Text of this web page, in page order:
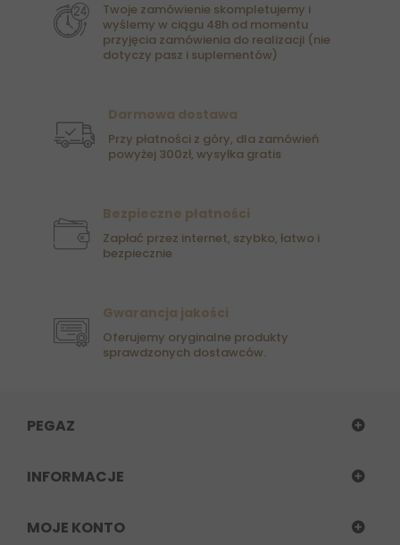
Twoje zamówienie skompletujemy i
wyślemy w ciągu 48h od momentu
przyjęcia zamówienia do realizacji (nie
dotyczy pasz i suplementów)
Darmowa dostawa
Przy płatności z góry, dla zamówień
powyżej 300zł, wysyłka gratis
Bezpieczne płatności
Zapłać przez internet, szybko, łatwo i
bezpiecznie
Gwarancja jakości
Oferujemy oryginalne produkty
sprawdzonych dostawców.
PEGAZ
INFORMACJE
MOJE KONTO